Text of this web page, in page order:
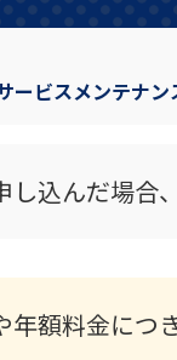
ービスメンテナン
し込んだ場合
年額料金につ